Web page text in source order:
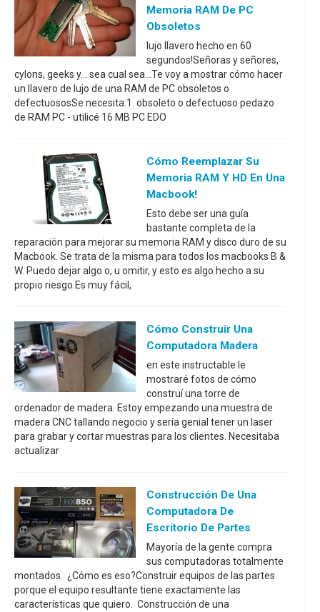
Memoria RAM De PC
Obsoletos
lujo llavero hecho en 60
segundos!Señoras y señores,
cylons, geeks y... sea cual sea...Te voy a mostrar cómo hacer
un llavero de lujo de una RAM de PC obsoletos o
defectuososSe necesita:1. obsoleto o defectuoso pedazo
de RAM PC - utilicé 16 MB PC EDO
Cómo Reemplazar Su
Memoria RAM Y HD En Una
Macbook!
Esto debe ser una guía
bastante completa de la
reparación para mejorar su memoria RAM y disco duro de su
Macbook. Se trata de la misma para todos los macbooks B &
W. Puedo dejar algo o, u omitir, y esto es algo hecho a su
propio riesgo.Es muy fácil,
Cómo Construir Una
Computadora Madera
en este instructable le
mostraré fotos de cómo
construí una torre de
ordenador de madera. Estoy empezando una muestra de
madera CNC tallando negocio y sería genial tener un laser
para grabar y cortar muestras para los clientes. Necesitaba
actualizar
Construcción De Una
Computadora De
Escritorio De Partes
Mayoría de la gente compra
sus computadoras totalmente
montados. ¿Cómo es eso?Construir equipos de las partes
porque el equipo resultante tiene exactamente las
características que quiero. Construcción de una